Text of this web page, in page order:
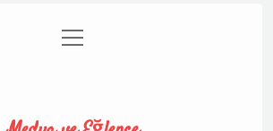
Gizlilik Politikası
menüyü
aç